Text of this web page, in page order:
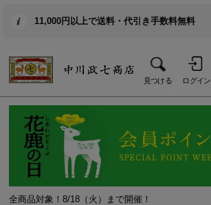
11,000円以上で送料・代引き手数料無料
見つける ログイン
全商品対象！8/18（火）まで開催！